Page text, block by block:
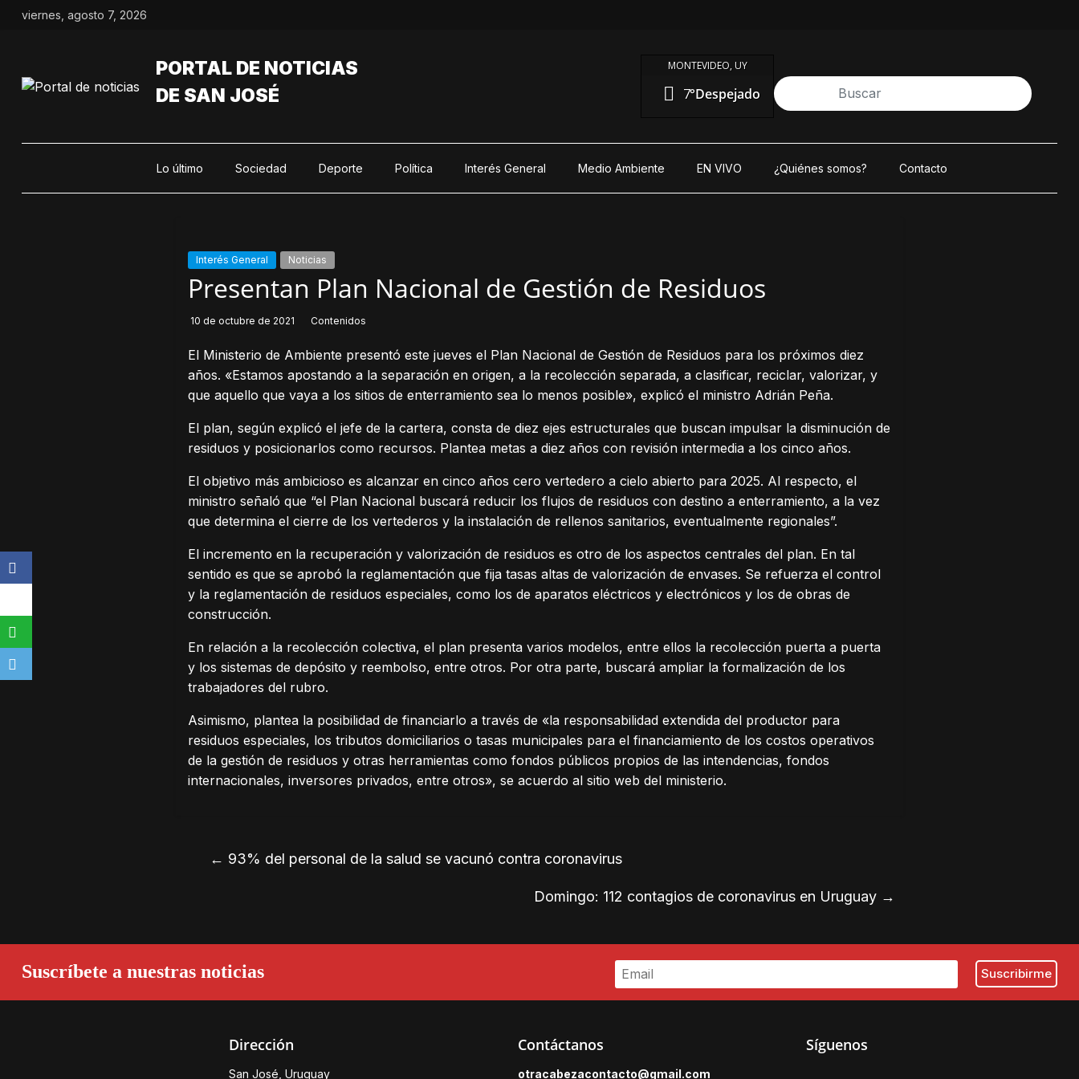
Saltarviernes, agosto 7, 2026
PORTAL DE NOTICIAS
DE SAN JOSÉ
MONTEVIDEO, UY
7°Despejado
Lo último Sociedad Deporte Política Interés General Medio Ambiente EN VIVO ¿Quiénes somos? Contacto
Interés General Noticias
Presentan Plan Nacional de Gestión de Residuos
10 de octubre de 2021 Contenidos
El Ministerio de Ambiente presentó este jueves el Plan Nacional de Gestión de Residuos para los próximos diez
años. «Estamos apostando a la separación en origen, a la recolección separada, a clasificar, reciclar, valorizar, y
que aquello que vaya a los sitios de enterramiento sea lo menos posible», explicó el ministro Adrián Peña.
El plan, según explicó el jefe de la cartera, consta de diez ejes estructurales que buscan impulsar la disminución de
residuos y posicionarlos como recursos. Plantea metas a diez años con revisión intermedia a los cinco años.
El objetivo más ambicioso es alcanzar en cinco años cero vertedero a cielo abierto para 2025. Al respecto, el
ministro señaló que “el Plan Nacional buscará reducir los flujos de residuos con destino a enterramiento, a la vez
que determina el cierre de los vertederos y la instalación de rellenos sanitarios, eventualmente regionales”.
El incremento en la recuperación y valorización de residuos es otro de los aspectos centrales del plan. En tal
sentido es que se aprobó la reglamentación que fija tasas altas de valorización de envases. Se refuerza el control
y la reglamentación de residuos especiales, como los de aparatos eléctricos y electrónicos y los de obras de
construcción.
En relación a la recolección colectiva, el plan presenta varios modelos, entre ellos la recolección puerta a puerta
y los sistemas de depósito y reembolso, entre otros. Por otra parte, buscará ampliar la formalización de los
trabajadores del rubro.
Asimismo, plantea la posibilidad de financiarlo a través de «la responsabilidad extendida del productor para
residuos especiales, los tributos domiciliarios o tasas municipales para el financiamiento de los costos operativos
de la gestión de residuos y otras herramientas como fondos públicos propios de las intendencias, fondos
internacionales, inversores privados, entre otros», se acuerdo al sitio web del ministerio.
← 93% del personal de la salud se vacunó contra coronavirus
Domingo: 112 contagios de coronavirus en Uruguay →
Suscríbete a nuestras noticias
Dirección
San José, Uruguay
Contáctanos
otracabezacontacto@gmail.com
Síguenos